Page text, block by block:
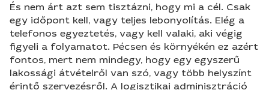
És nem árt azt sem tisztázni, hogy mi a cél. Csak
egy időpont kell, vagy teljes lebonyolítás. Elég a
telefonos egyeztetés, vagy kell valaki, aki végig
figyeli a folyamatot. Pécsen és környékén ez azért
fontos, mert nem mindegy, hogy egy egyszerű
lakossági átvételről van szó, vagy több helyszínt
érintő szervezésről. A logisztikai adminisztráció